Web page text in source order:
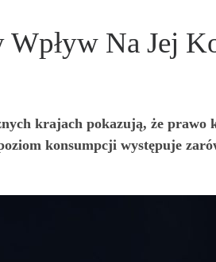
Na Jej
krajach pokazują, że prawo
konsumpcji występuje